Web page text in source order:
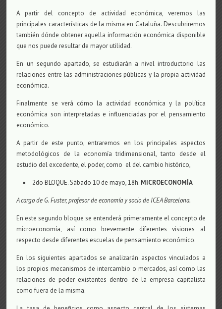
A partir del concepto de actividad económica, veremos las
principales características de la misma en Cataluña. Descubriremos
también dónde obtener aquella información económica disponible
que nos puede resultar de mayor utilidad.
En un segundo apartado, se estudiarán a nivel introductorio las
relaciones entre las administraciones públicas y la propia actividad
económica.
Finalmente se verá cómo la actividad económica y la política
económica son interpretadas e influenciadas por el pensamiento
económico.
A partir de este punto, entraremos en los principales aspectos
metodológicos de la economía tridimensional, tanto desde el
estudio del excedente, el poder, como el del cambio histórico,
2do BLOQUE. Sábado 10 de mayo, 18h. MICROECONOMÍA
A cargo de G. Fuster, profesor de economía y socio de ICEA Barcelona.
En este segundo bloque se entenderá primeramente el concepto de
microeconomía, así como brevemente diferentes visiones al
respecto desde diferentes escuelas de pensamiento económico.
En los siguientes apartados se analizarán aspectos vinculados a
los propios mecanismos de intercambio o mercados, así como las
relaciones de poder existentes dentro de la empresa capitalista
como fuera de la misma.